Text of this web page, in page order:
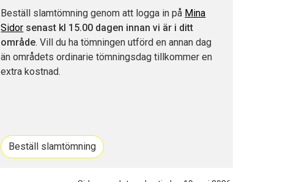
Beställ slamtömning genom att logga in på Mina
Sidor senast kl 15.00 dagen innan vi är i ditt
område. Vill du ha tömningen utförd en annan dag
än områdets ordinarie tömningsdag tillkommer en
extra kostnad.
Beställ slamtömning